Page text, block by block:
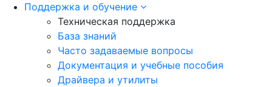
Поддержка и обучение
Техническая поддержка
База знаний
Часто задаваемые вопросы
Документация и учебные пособия
Драйвера и утилиты